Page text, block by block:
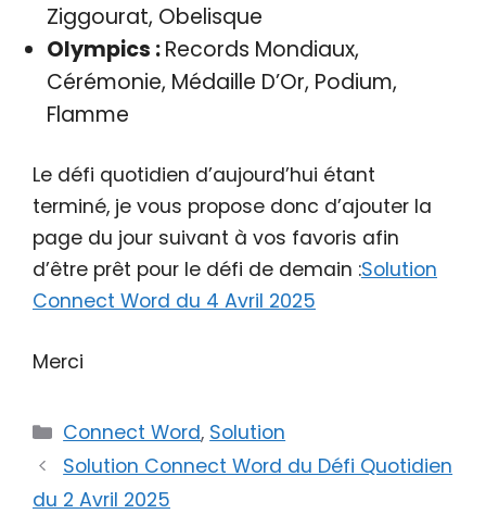
Ziggourat, Obelisque
Olympics :Records Mondiaux,
Cérémonie, Médaille D’Or, Podium,
Flamme
Le défi quotidien d’aujourd’hui étant
terminé, je vous propose donc d’ajouter la
page du jour suivant à vos favoris afin
d’être prêt pour le défi de demain :Solution
Connect Word du 4 Avril 2025
Merci
Catégories
Connect Word, Solution
Solution Connect Word du Défi Quotidien
du 2 Avril 2025